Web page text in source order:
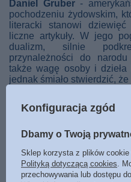
Daniel Gruber-
pochodzeniu żydowskim,
literacki stanowi
liczne artykuły. W jego
dualizm, silnie
przynależności do
także wagę osoby i
jednak śmiało stwierdzić,
niezwykła rola pośród
nauki i zwodniczości
Kopernika, a kończącą
Nowatorskie spojrzenie
motywie problemów z
Konfiguracja zgód
Dbamy o Twoją
Sklep korzysta z plików cookie
Polityką dotyczącą cookies.
przechowywania lub dostępu